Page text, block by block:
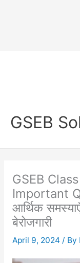
GSEB
GSEB
Important
आर्थिक
बेरोजगारी
April 9, 2024 / By